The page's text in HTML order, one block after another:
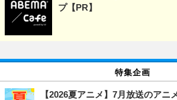
プ【PR】
特集企画
【2026夏アニメ】7月放送のアニ